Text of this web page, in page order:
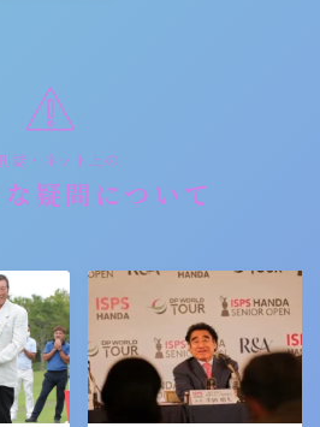
誌・ネット上の
疑問について